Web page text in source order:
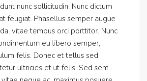
nunc sollicitudin. Nunc dictum
feugiat. Phasellus semper augue
vitae tempus orci porttitor. Nunc
eu libero semper,
felis. Donec et tellus sed
ultricies et ut felis. Sed sem